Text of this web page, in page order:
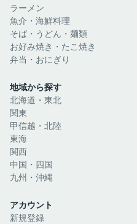
ラーメン
魚介・海鮮料理
そば・うどん・麺類
お好み焼き・たこ焼き
弁当・おにぎり
地域から探す
北海道・東北
関東
甲信越・北陸
東海
関西
中国・四国
九州・沖縄
アカウント
新規登録